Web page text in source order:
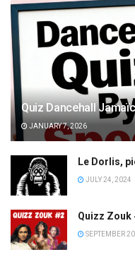
Quiz Dancehall
JANUARY 7, 2026
Le Dorlis,
JULY 24, 2024
Quizz Zouk
SEPTEMBER